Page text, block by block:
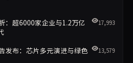
：超6000家企业与1.2万亿
17,993
发布：芯片多元演进与绿色
13,579